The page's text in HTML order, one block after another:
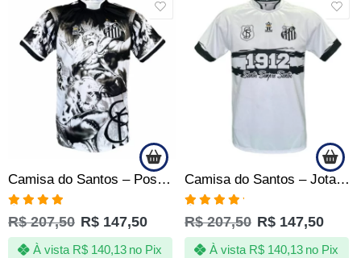
Camisa do Santos – Poseidon blackout – Produto Oficial Licenciado
Avaliação
4.86de 5
R$207,50 R$ 147,50
À vista R$140,13 no Pix
Camisa do Santos – Jotaz – Tubarão | Poseidon D’ Quebrada
Avaliação
5.00de 5
R$207,50 R$ 147,50
À vista R$140,13 no Pix